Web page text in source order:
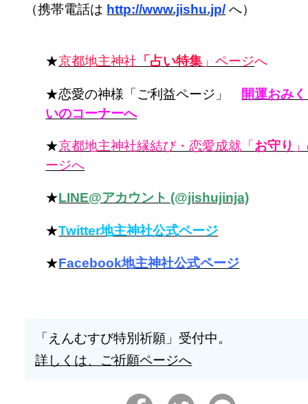
（携帯電話は http://www.jishu.jp/ へ）
★京都地主神社 「占い特集 」ページへ
★恋愛の神様「ご利益ページ」 開運おみ
いのコーナーへ
★京都地主神社縁結び・恋愛成就「お守り
ージへ
★LINE@アカウント (@jishujinja)
★Twitter地主神社公式ページ
★Facebook地主神社公式ページ
「えんむすび特別祈願」受付中。
詳しくは、ご祈願ページへ